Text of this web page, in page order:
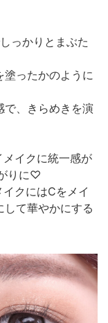
っかりとまぶた
塗ったかのように
で、きらめきを演
イクに統一感が
りに♡
クにはCをメイ
て華やかにする